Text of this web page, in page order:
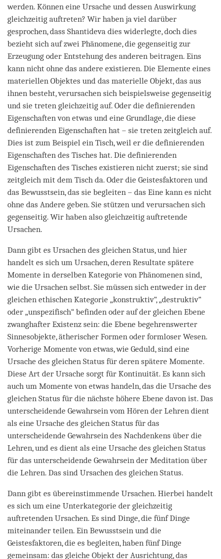
werden. Können eine Ursache und dessen Auswirkung
gleichzeitig auftreten? Wir haben ja viel darüber
gesprochen, dass Shantideva dies widerlegte, doch dies
bezieht sich auf zwei Phänomene, die gegenseitig zur
Erzeugung oder Entstehung des anderen beitragen. Eins
kann nicht ohne das andere existieren. Die Elemente eines
materiellen Objektes und das materielle Objekt, das aus
ihnen besteht, verursachen sich beispielsweise gegenseitig
und sie treten gleichzeitig auf. Oder die definierenden
Eigenschaften von etwas und eine Grundlage, die diese
definierenden Eigenschaften hat – sie treten zeitgleich auf.
Dies ist zum Beispiel ein Tisch, weil er die definierenden
Eigenschaften des Tisches hat. Die definierenden
Eigenschaften des Tisches existieren nicht zuerst; sie sind
zeitgleich mit dem Tisch da. Oder die Geistesfaktoren und
das Bewusstsein, das sie begleiten – das Eine kann es nicht
ohne das Andere geben. Sie stützen und verursachen sich
gegenseitig. Wir haben also gleichzeitig auftretende
Ursachen.
Dann gibt es Ursachen des gleichen Status, und hier
handelt es sich um Ursachen, deren Resultate spätere
Momente in derselben Kategorie von Phänomenen sind,
wie die Ursachen selbst. Sie müssen sich entweder in der
gleichen ethischen Kategorie „konstruktiv“, „destruktiv“
oder „unspezifisch“ befinden oder auf der gleichen Ebene
zwanghafter Existenz sein: die Ebene begehrenswerter
Sinnesobjekte, ätherischer Formen oder formloser Wesen.
Vorherige Momente von etwas, wie Geduld, sind eine
Ursache des gleichen Status für deren spätere Momente.
Diese Art der Ursache sorgt für Kontinuität. Es kann sich
auch um Momente von etwas handeln, das die Ursache des
gleichen Status für die nächste höhere Ebene davon ist. Das
unterscheidende Gewahrsein vom Hören der Lehren dient
als eine Ursache des gleichen Status für das
unterscheidende Gewahrsein des Nachdenkens über die
Lehren, und es dient als eine Ursache des gleichen Status
für das unterscheidende Gewahrsein der Meditation über
die Lehren. Das sind Ursachen des gleichen Status.
Dann gibt es übereinstimmende Ursachen. Hierbei handelt
es sich um eine Unterkategorie der gleichzeitig
auftretenden Ursachen. Es sind Dinge, die fünf Dinge
miteinander teilen. Ein Bewusstsein und die
Geistesfaktoren, die es begleiten, haben fünf Dinge
gemeinsam: das gleiche Objekt der Ausrichtung, das